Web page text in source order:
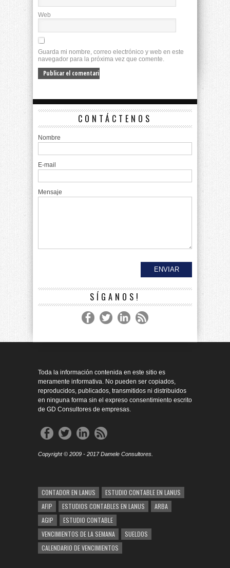
Web
Guarda mi nombre, correo electrónico y web en este
navegador para la próxima vez que comente.
CONTÁCTENOS
Nombre
E-mail
Mensaje
SÍGANOS!
Toda la información contenida en este sitio es
meramente informativa. No pueden ser copiados,
reproducidos, publicados, transmitidos ni distribuidos
en ninguna forma sin el expreso consentimiento escrito
de GD Consultores de empresas.
Copyright © 2009 - 2017 Damele Consultores.
CONTADOR EN LANUS
ESTUDIO CONTABLE EN LANUS
AFIP
ESTUDIOS CONTABLES EN LANUS
ARBA
AGIP
ESTUDIO CONTABLE
VENCIMIENTOS DE LA SEMANA
SUELDOS
CALENDARIO DE VENCIMIENTOS